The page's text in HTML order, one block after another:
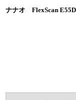
ナナオ FlexScan